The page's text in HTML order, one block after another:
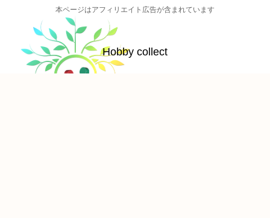
本ページはアフィリエイト広告が含まれています
Hobby collect